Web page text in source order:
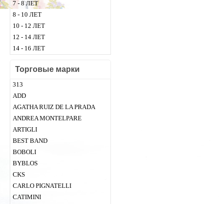
7 - 8 ЛЕТ
8 - 10 ЛЕТ
10 - 12 ЛЕТ
12 - 14 ЛЕТ
14 - 16 ЛЕТ
Торговые марки
313
ADD
AGATHA RUIZ DE LA PRADA
ANDREA MONTELPARE
ARTIGLI
BEST BAND
BOBOLI
BYBLOS
CKS
CARLO PIGNATELLI
CATIMINI